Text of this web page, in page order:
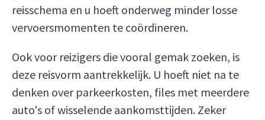
reisschema en u hoeft onderweg minder losse
vervoersmomenten te coördineren.
Ook voor reizigers die vooral gemak zoeken, is
deze reisvorm aantrekkelijk. U hoeft niet na te
denken over parkeerkosten, files met meerdere
auto's of wisselende aankomsttijden. Zeker